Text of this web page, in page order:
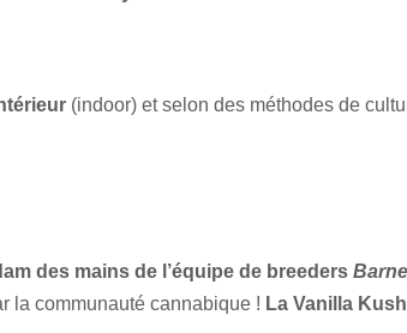
(indoor) et selon des méthodes de
des mains de l’équipe de breeders
la communauté cannabique ! La Vanilla